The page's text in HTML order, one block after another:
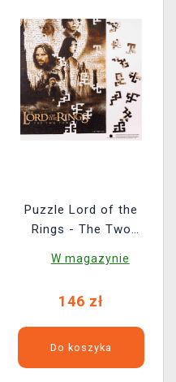
Puzzle Lord of the
Rings - The Two
W magazynie
146 zł
Do koszyka